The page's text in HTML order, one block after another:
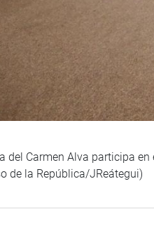
del Carmen Alva participa
de la República/JReátegui)